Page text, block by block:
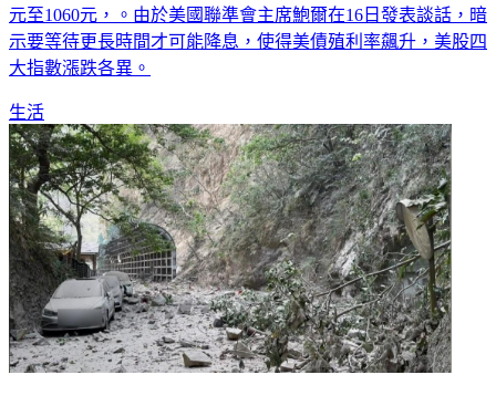
元至1060元，。由於美國聯準會主席鮑爾在16日發表談話，暗
示要等待更長時間才可能降息，使得美債殖利率飆升，美股四
大指數漲跌各異。
生活